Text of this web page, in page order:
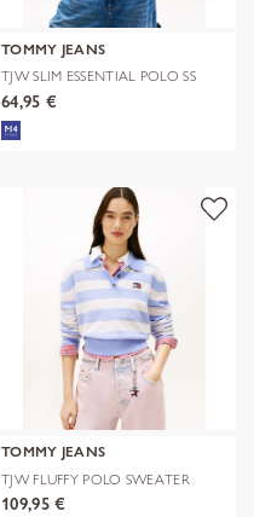
TOMMY JEANS
TJW SLIM ESSENTIAL POLO SS
64,95 €
TOMMY JEANS
TJW FLUFFY POLO SWEATER
109,95 €